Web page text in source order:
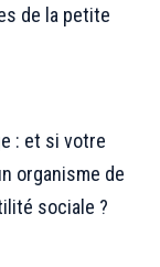
de la petite
: et si votre
organisme de
sociale ?